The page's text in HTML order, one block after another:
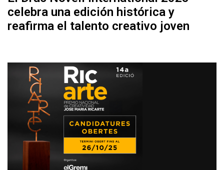
celebra una edición histórica y
reafirma el talento creativo joven